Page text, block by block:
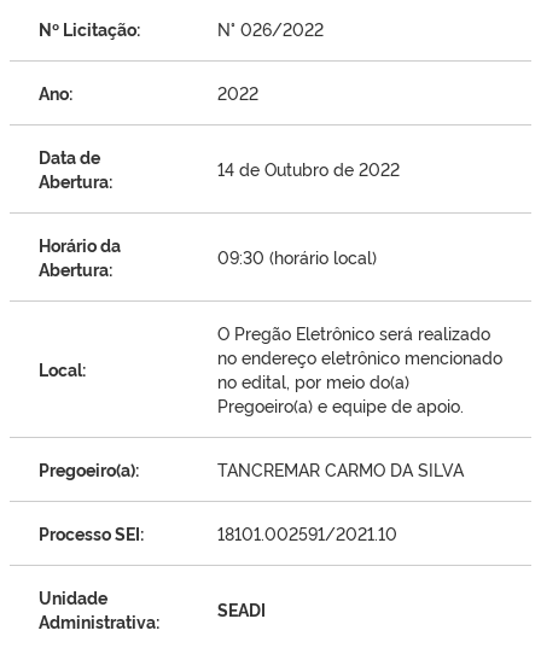
Nº Licitação: N° 026/2022
Ano: 2022
Data de
Abertura:
14 de Outubro de 2022
Horário da
Abertura:
09:30 (horário local)
Local:
O Pregão Eletrônico será realizado
no endereço eletrônico mencionado
no edital, por meio do(a)
Pregoeiro(a) e equipe de apoio.
Pregoeiro(a): TANCREMAR CARMO DA SILVA
Processo SEI: 18101.002591/2021.10
Unidade
Administrativa:
SEADI